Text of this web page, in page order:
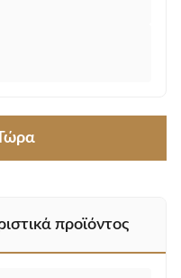
προϊόντος